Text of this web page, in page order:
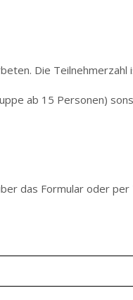
Die
ab 15 Personen)
das Formular oder